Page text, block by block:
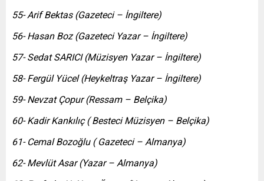
55- Arif Bektas (Gazeteci – İngiltere)
56- Hasan Boz (Gazeteci Yazar – İngiltere)
57- Sedat SARICI (Müzisyen Yazar – İngiltere)
58- Fergül Yücel (Heykeltraş Yazar – İngiltere)
59- Nevzat Çopur (Ressam – Belçika)
60- Kadir Kankılıç ( Besteci Müzisyen – Belçika)
61- Cemal Bozoğlu ( Gazeteci – Almanya)
62- Mevlüt Asar (Yazar – Almanya)